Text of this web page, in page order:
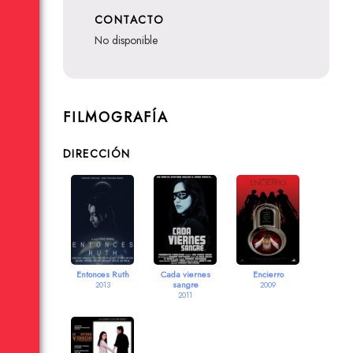
CONTACTO
no disponible
FILMOGRAFÍA
DIRECCIÓN
Entonces Ruth
2013
Cada viernes
sangre
2011
Encierro
2009